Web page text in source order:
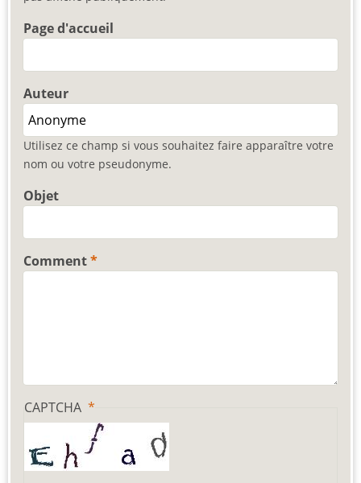
Page d'accueil
Auteur
Utilisez ce champ si vous souhaitez faire apparaître votre
nom ou votre pseudonyme.
Objet
Comment
CAPTCHA